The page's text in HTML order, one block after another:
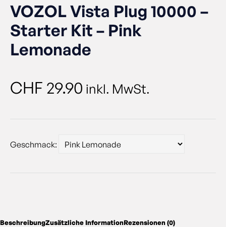
VOZOL Vista Plug 10000 –
Starter Kit – Pink
Lemonade
CHF 29.90 inkl. MwSt.
Geschmack:
BeschreibungZusätzliche InformationRezensionen (0)